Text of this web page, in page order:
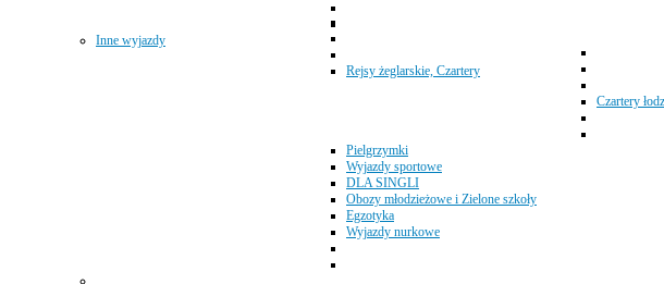
Inne wyjazdy
Rejsy żeglarskie, Czartery
Czartery
Pielgrzymki
Wyjazdy sportowe
DLA SINGLI
Obozy młodzieżowe i Zielone szkoły
Egzotyka
Wyjazdy nurkowe